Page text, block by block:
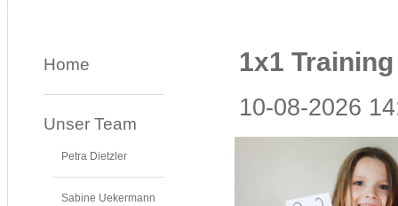
Home
Unser Team
Petra Dietzler
Sabine Uekermann
1x1
10-08-2026